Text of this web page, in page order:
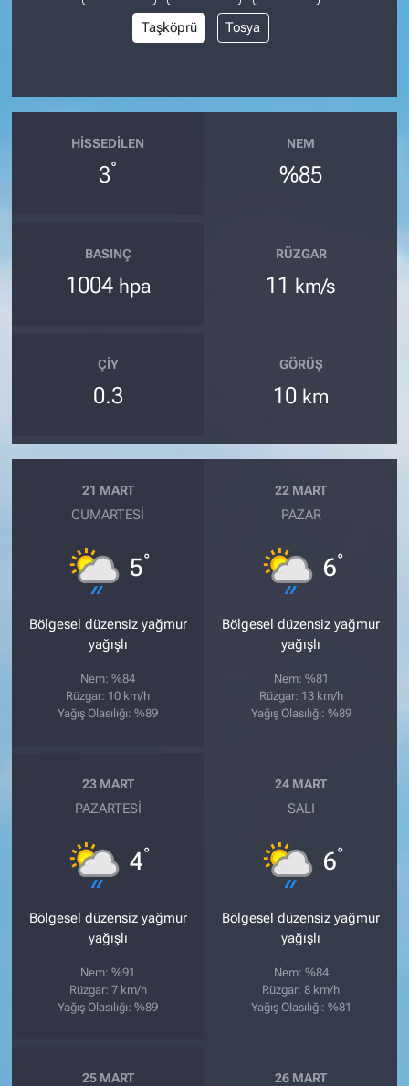
Taşköprü Tosya
HISSEDILEN
3°
NEM
%85
BASINÇ
1004 hpa
RÜZGAR
11 km/s
ÇIY
0.3
GÖRÜŞ
10 km
21 MART
CUMARTESI
5°
Bölgesel düzensiz yağmur
yağışlı
Nem: %84
Rüzgar: 10 km/h
Yağış Olasılığı: %89
22 MART
PAZAR
6°
Bölgesel düzensiz yağmur
yağışlı
Nem: %81
Rüzgar: 13 km/h
Yağış Olasılığı: %89
23 MART
PAZARTESI
4°
Bölgesel düzensiz yağmur
yağışlı
Nem: %91
Rüzgar: 7 km/h
Yağış Olasılığı: %89
24 MART
SALI
6°
Bölgesel düzensiz yağmur
yağışlı
Nem: %84
Rüzgar: 8 km/h
Yağış Olasılığı: %81
25 MART 26 MART